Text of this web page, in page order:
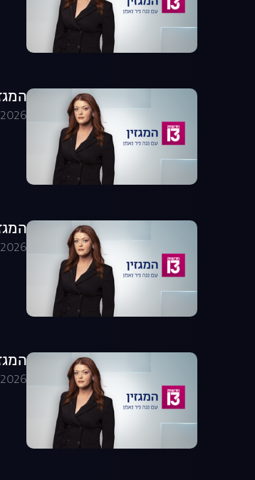
המגזין 29.05.26 -
המגזין 08.05.26 -
המגזין 01.05.26 -